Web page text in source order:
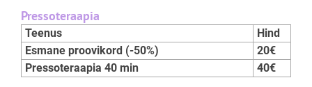
Pressoteraapia
Teenus
Hind
Esmane proovikord (-50%)
20€
Pressoteraapia 40 min
40€